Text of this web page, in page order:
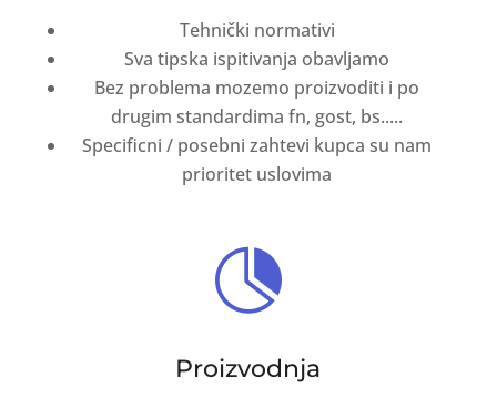
Tehnički normativi
Sva tipska ispitivanja obavljamo
Bez problema mozemo proizvoditi i po
drugim standardima fn, gost, bs.....
Specificni / posebni zahtevi kupca su nam
prioritet uslovima

Proizvodnja